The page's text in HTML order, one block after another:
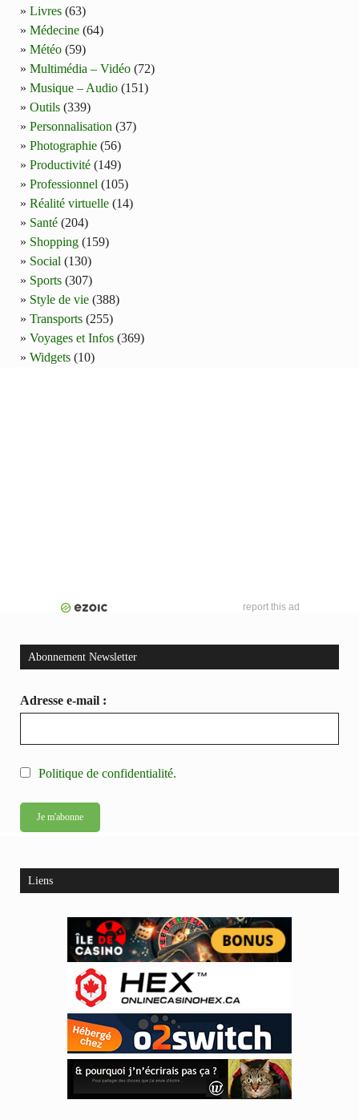
Livres (63)
Médecine (64)
Météo (59)
Multimédia – Vidéo (72)
Musique – Audio (151)
Outils (339)
Personnalisation (37)
Photographie (56)
Productivité (149)
Professionnel (105)
Réalité virtuelle (14)
Santé (204)
Shopping (159)
Social (130)
Sports (307)
Style de vie (388)
Transports (255)
Voyages et Infos (369)
Widgets (10)
report this ad
Abonnement Newsletter
Adresse e-mail :
Politique de confidentialité.
Liens